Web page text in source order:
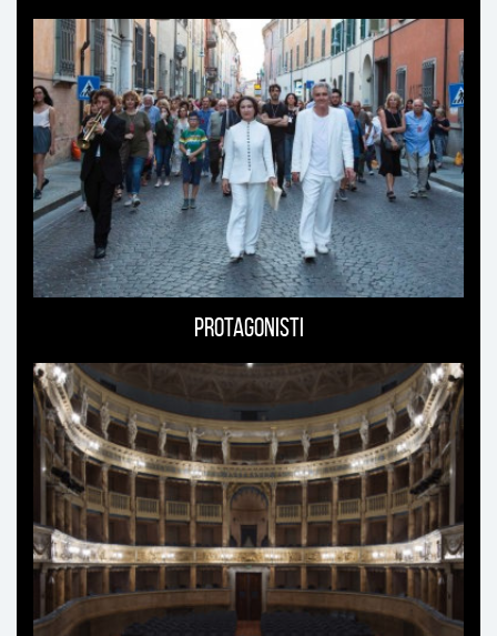
Protagonisti